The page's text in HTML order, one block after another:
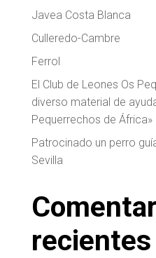
Javea Costa Blanca
Culleredo-Cambre
Ferrol
El Club de Leones Os
diverso material de
Pequerrechos de África»
Patrocinado un perro
Sevilla
recientes